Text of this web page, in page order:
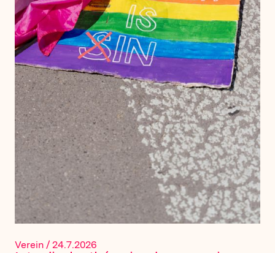
Verein / 24.7.2026